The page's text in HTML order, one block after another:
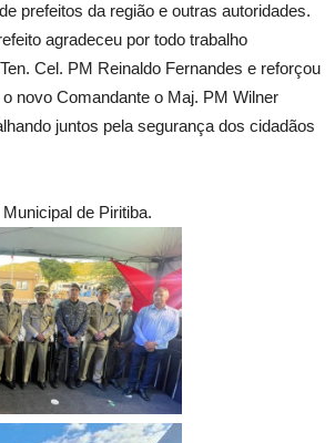
prefeitos da região e outras autoridades.
agradeceu por todo trabalho
Cel. PM Reinaldo Fernandes e reforçou
novo Comandante o Maj. PM Wilner
juntos pela segurança dos cidadãos
de Piritiba.